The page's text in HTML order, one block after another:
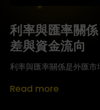
利率與匯率關
差與資金流向
利率與匯率關係是外匯市
Read more